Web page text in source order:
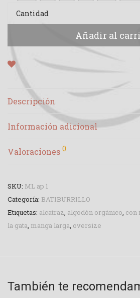
Cantidad
Añadir al
Descripción
Información adicional
Valoraciones 0
SKU: ML ap 1
Categoría: BATIBURRILLO
Etiquetas: alcatraz algodón orgánico con
la gata manga larga oversize
También te